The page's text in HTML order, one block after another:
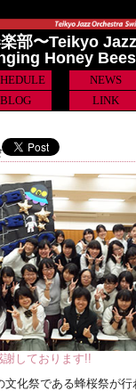
部〜Teikyo
Honey
NEWS
BLOG LINK
しております!!
化祭である蜂桜祭が行